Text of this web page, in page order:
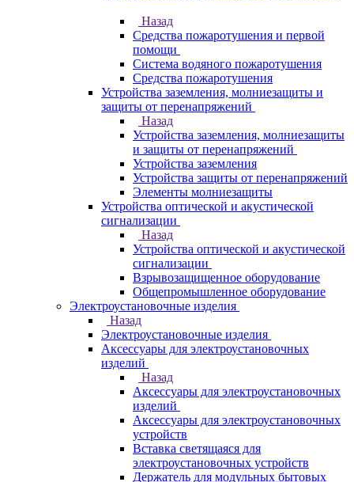
Назад
Средства пожаротушения и первой
помощи
Система водяного пожаротушения
Средства пожаротушения
Устройства заземления, молниезащиты и
защиты от перенапряжений
Назад
Устройства заземления, молниезащиты
и защиты от перенапряжений
Устройства заземления
Устройства защиты от перенапряжений
Элементы молниезащиты
Устройства оптической и акустической
сигнализации
Назад
Устройства оптической и акустической
сигнализации
Взрывозащищенное оборудование
Общепромышленное оборудование
Электроустановочные изделия
Назад
Электроустановочные изделия
Аксессуары для электроустановочных
изделий
Назад
Аксессуары для электроустановочных
изделий
Аксессуары для электроустановочных
устройств
Вставка светящаяся для
электроустановочных устройств
Держатель для модульных бытовых